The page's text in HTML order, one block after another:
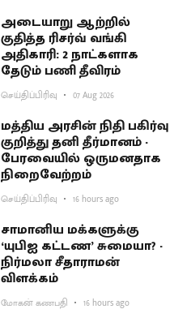
அடையாறு ஆற்றில்
குதித்த ரிசர்வ் வங்கி
அதிகாரி: 2 நாட்களாக
தேடும் பணி தீவிரம்
செய்திப்பிரிவு 07 Aug 2026
மத்திய அரசின் நிதி பகிர்வு
குறித்து தனி தீர்மானம் -
பேரவையில் ஒருமனதாக
நிறைவேற்றம்
செய்திப்பிரிவு 16 hours ago
சாமானிய மக்களுக்கு
‘யுபிஐ கட்டண’ சுமையா? -
நிர்மலா சீதாராமன்
விளக்கம்
மோகன் கணபதி 16 hours ago